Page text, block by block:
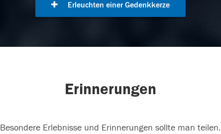
Erleuchten einer Gedenkkerze
Erinnerungen
Besondere Erlebnisse und Erinnerungen sollte man teilen.